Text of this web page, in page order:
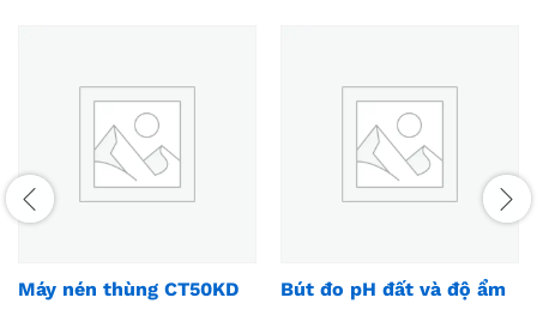
Máy nén thùng CT50KD Bút đo pH đất và độ ẩm